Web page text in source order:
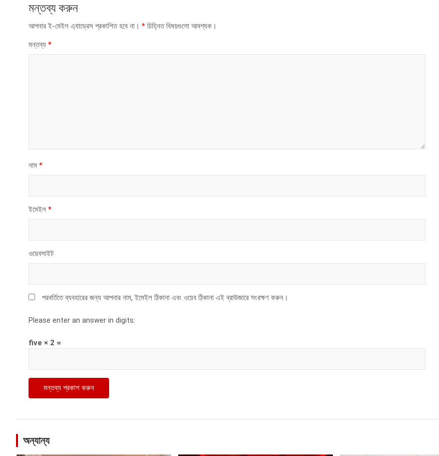
মন্তব্য করুন
আপনার ই-মেইল এ্যাড্রেস প্রকাশিত হবে না। * চিহ্নিত বিষয়গুলো আবশ্যক।
মন্তব্য *
নাম *
ইমেইল *
ওয়েবসাইট
পরবর্তিতে ব্যবহারের জন্য আপনার নাম, ইমেইল ঠিকানা এবং ওয়েব ঠিকানা এই ব্রাউজারে সংরক্ষণ করুন।
Please enter an answer in digits:
five × 2 =
অন্যান্য